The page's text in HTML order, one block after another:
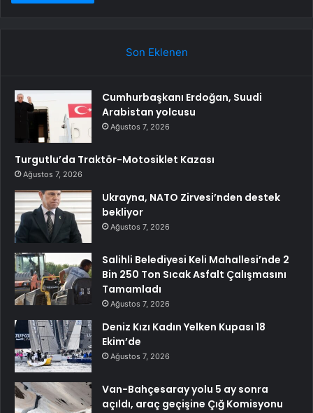
Son Eklenen
Cumhurbaşkanı Erdoğan, Suudi
Arabistan yolcusu
Ağustos 7, 2026
Turgutlu’da Traktör-Motosiklet Kazası
Ağustos 7, 2026
Ukrayna, NATO Zirvesi’nden destek
bekliyor
Ağustos 7, 2026
Salihli Belediyesi Keli Mahallesi’nde 2
Bin 250 Ton Sıcak Asfalt Çalışmasını
Tamamladı
Ağustos 7, 2026
Deniz Kızı Kadın Yelken Kupası 18
Ekim’de
Ağustos 7, 2026
Van-Bahçesaray yolu 5 ay sonra
açıldı, araç geçişine Çığ Komisyonu